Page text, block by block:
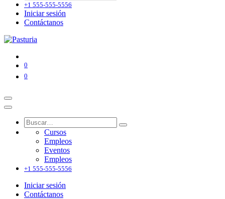
+1 555-555-5556
Iniciar sesión
Contáctanos
0
0
Cursos
Empleos
Eventos
Empleos
+1 555-555-5556
Iniciar sesión
Contáctanos